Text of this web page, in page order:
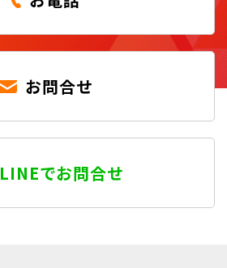
お問合せ
LINEでお問合せ